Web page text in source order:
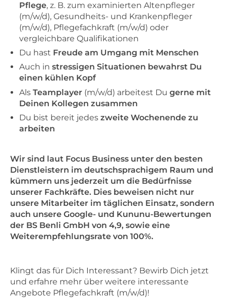
Pflege, z. B. zum examinierten Altenpfleger
(m/w/d), Gesundheits- und Krankenpfleger
(m/w/d), Pflegefachkraft (m/w/d) oder
vergleichbare Qualifikationen
Du hast Freude am Umgang mit Menschen
Auch in stressigen Situationen bewahrst Du
einen kühlen Kopf
Als Teamplayer (m/w/d) arbeitest Du gerne mit
Deinen Kollegen zusammen
Du bist bereit jedes zweite Wochenende zu
arbeiten
Wir sind laut Focus Business unter den besten
Dienstleistern im deutschsprachigem Raum und
kümmern uns jederzeit um die Bedürfnisse
unserer Fachkräfte. Dies beweisen nicht nur
unsere Mitarbeiter im täglichen Einsatz, sondern
auch unsere Google- und Kununu-Bewertungen
der BS Benli GmbH von 4,9, sowie eine
Weiterempfehlungsrate von 100%.
Klingt das für Dich Interessant? Bewirb Dich jetzt
und erfahre mehr über weitere interessante
Angebote Pflegefachkraft (m/w/d)!